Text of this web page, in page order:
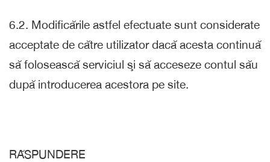
6.2. Modificările astfel efectuate sunt considerate
acceptate de către utilizator dacă acesta continuă
să folosească serviciul şi să acceseze contul său
după introducerea acestora pe site.
RĂSPUNDERE